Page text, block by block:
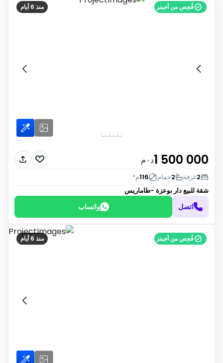
منذ 6 أيام فُحِص من أجينز
1 500 000د٠م
2غرفة 2حمام 116م²
شقة للبيعدار بوعزة -طاماريس
اتصل واتساب
منذ 6 أيام فُحِص من أجينز